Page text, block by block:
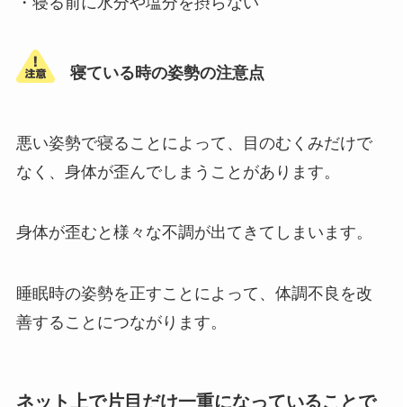
寝ている時の姿勢の注意点
悪い姿勢で寝ることによって、目のむくみだけで
なく、身体が歪んでしまうことがあります。
身体が歪むと様々な不調が出てきてしまいます。
睡眠時の姿勢を正すことによって、体調不良を改
善することにつながります。
ネット上で片目だけ一重になっていることで